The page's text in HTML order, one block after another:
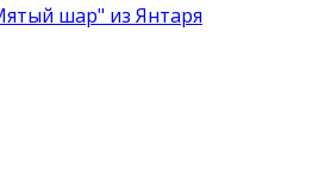
шар" из Янтаря